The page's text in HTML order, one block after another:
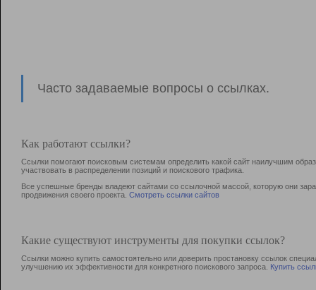
Часто задаваемые вопросы о ссылках.
Как работают ссылки?
Ссылки помогают поисковым системам определить какой сайт наилучшим
участвовать в раcпределении позиций и поискового трафика.
Все успешные бренды владеют сайтами со ссылочной массой, которую они
продвижения своего проекта. Смотреть ссылки сайтов
Какие существуют инструменты для покупки ссылок?
Ссылки можно купить самостоятельно или доверить простановку ссылок
улучшению их эффективности для конкретного поискового запроса. Купить